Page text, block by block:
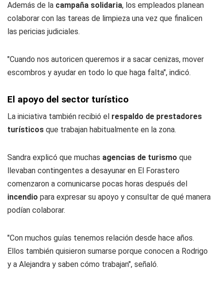
Además de la campaña solidaria, los empleados planean
colaborar con las tareas de limpieza una vez que finalicen
las pericias judiciales.
"Cuando nos autoricen queremos ir a sacar cenizas, mover
escombros y ayudar en todo lo que haga falta", indicó.
El apoyo del sector turístico
La iniciativa también recibió el respaldo de prestadores
turísticos que trabajan habitualmente en la zona.
Sandra explicó que muchas agencias de turismo que
llevaban contingentes a desayunar en El Forastero
comenzaron a comunicarse pocas horas después del
incendio para expresar su apoyo y consultar de qué manera
podían colaborar.
"Con muchos guías tenemos relación desde hace años.
Ellos también quisieron sumarse porque conocen a Rodrigo
y a Alejandra y saben cómo trabajan", señaló.